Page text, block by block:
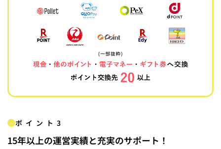
ポイント3
15年以上の運営実績と充実のサポート！